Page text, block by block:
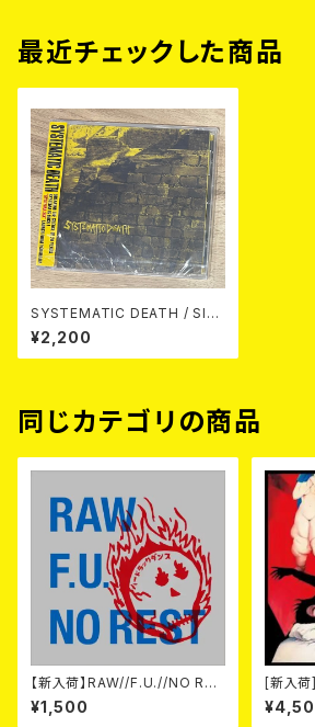
最近チェックした商品
SYSTEMATIC DEATH / SIS
TEMA-6（Annie's Full Swin
g) CD
¥2,200
同じカテゴリの商品
【新入荷】RAW//F.U.//NO RES
T / 3way split EP ハード ラッ
ク ダンス (CD)
¥1,500
[新入
M -
ilation-